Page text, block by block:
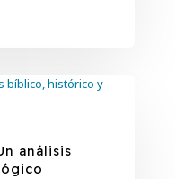
análisis